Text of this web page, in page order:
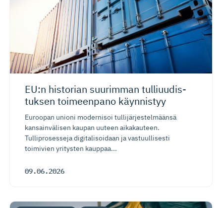
EU:n historian suurimman tulliuudis­
tuksen toimeenpano käynnistyy
Euroopan unioni modernisoi tullijärjestelmäänsä
kansainvälisen kaupan uuteen aikakauteen.
Tulliprosesseja digitalisoidaan ja vastuullisesti
toimivien yritysten kauppaa...
09.06.2026